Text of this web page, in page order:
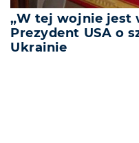
„W tej wojnie jest
Prezydent USA o
Ukrainie